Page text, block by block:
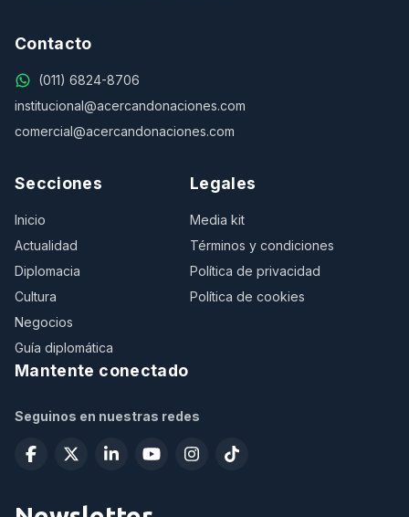
Contacto
(011) 6824-8706
institucional@acercandonaciones.com
comercial@acercandonaciones.com
Secciones
Inicio
Actualidad
Diplomacia
Cultura
Negocios
Guía diplomática
Legales
Media kit
Términos y condiciones
Política de privacidad
Política de cookies
Mantente conectado
Seguinos en nuestras redes